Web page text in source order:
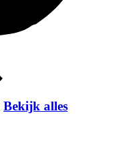
Bekijk alles